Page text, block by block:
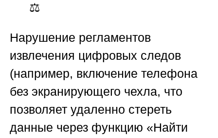
⚖️
Нарушение регламентов
извлечения цифровых следов
(например, включение телефона
без экранирующего чехла, что
позволяет удаленно стереть
данные через функцию «Найти